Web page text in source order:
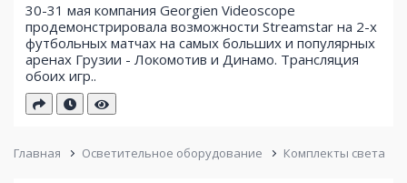
30-31 мая компания Georgien Videoscope
продемонстрировала возможности Streamstar на 2-х
футбольных матчах на самых больших и популярных
аренах Грузии - Локомотив и Динамо. Трансляция
обоих игр..
Главная Осветительное оборудование Комплекты света